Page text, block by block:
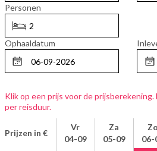
Personen
Ophaaldatum
Klik op een prijs voor de prijsberekening.
per reisduur.
Prijzen in €
Vr
04-09
Za
05-09
Zo
06-